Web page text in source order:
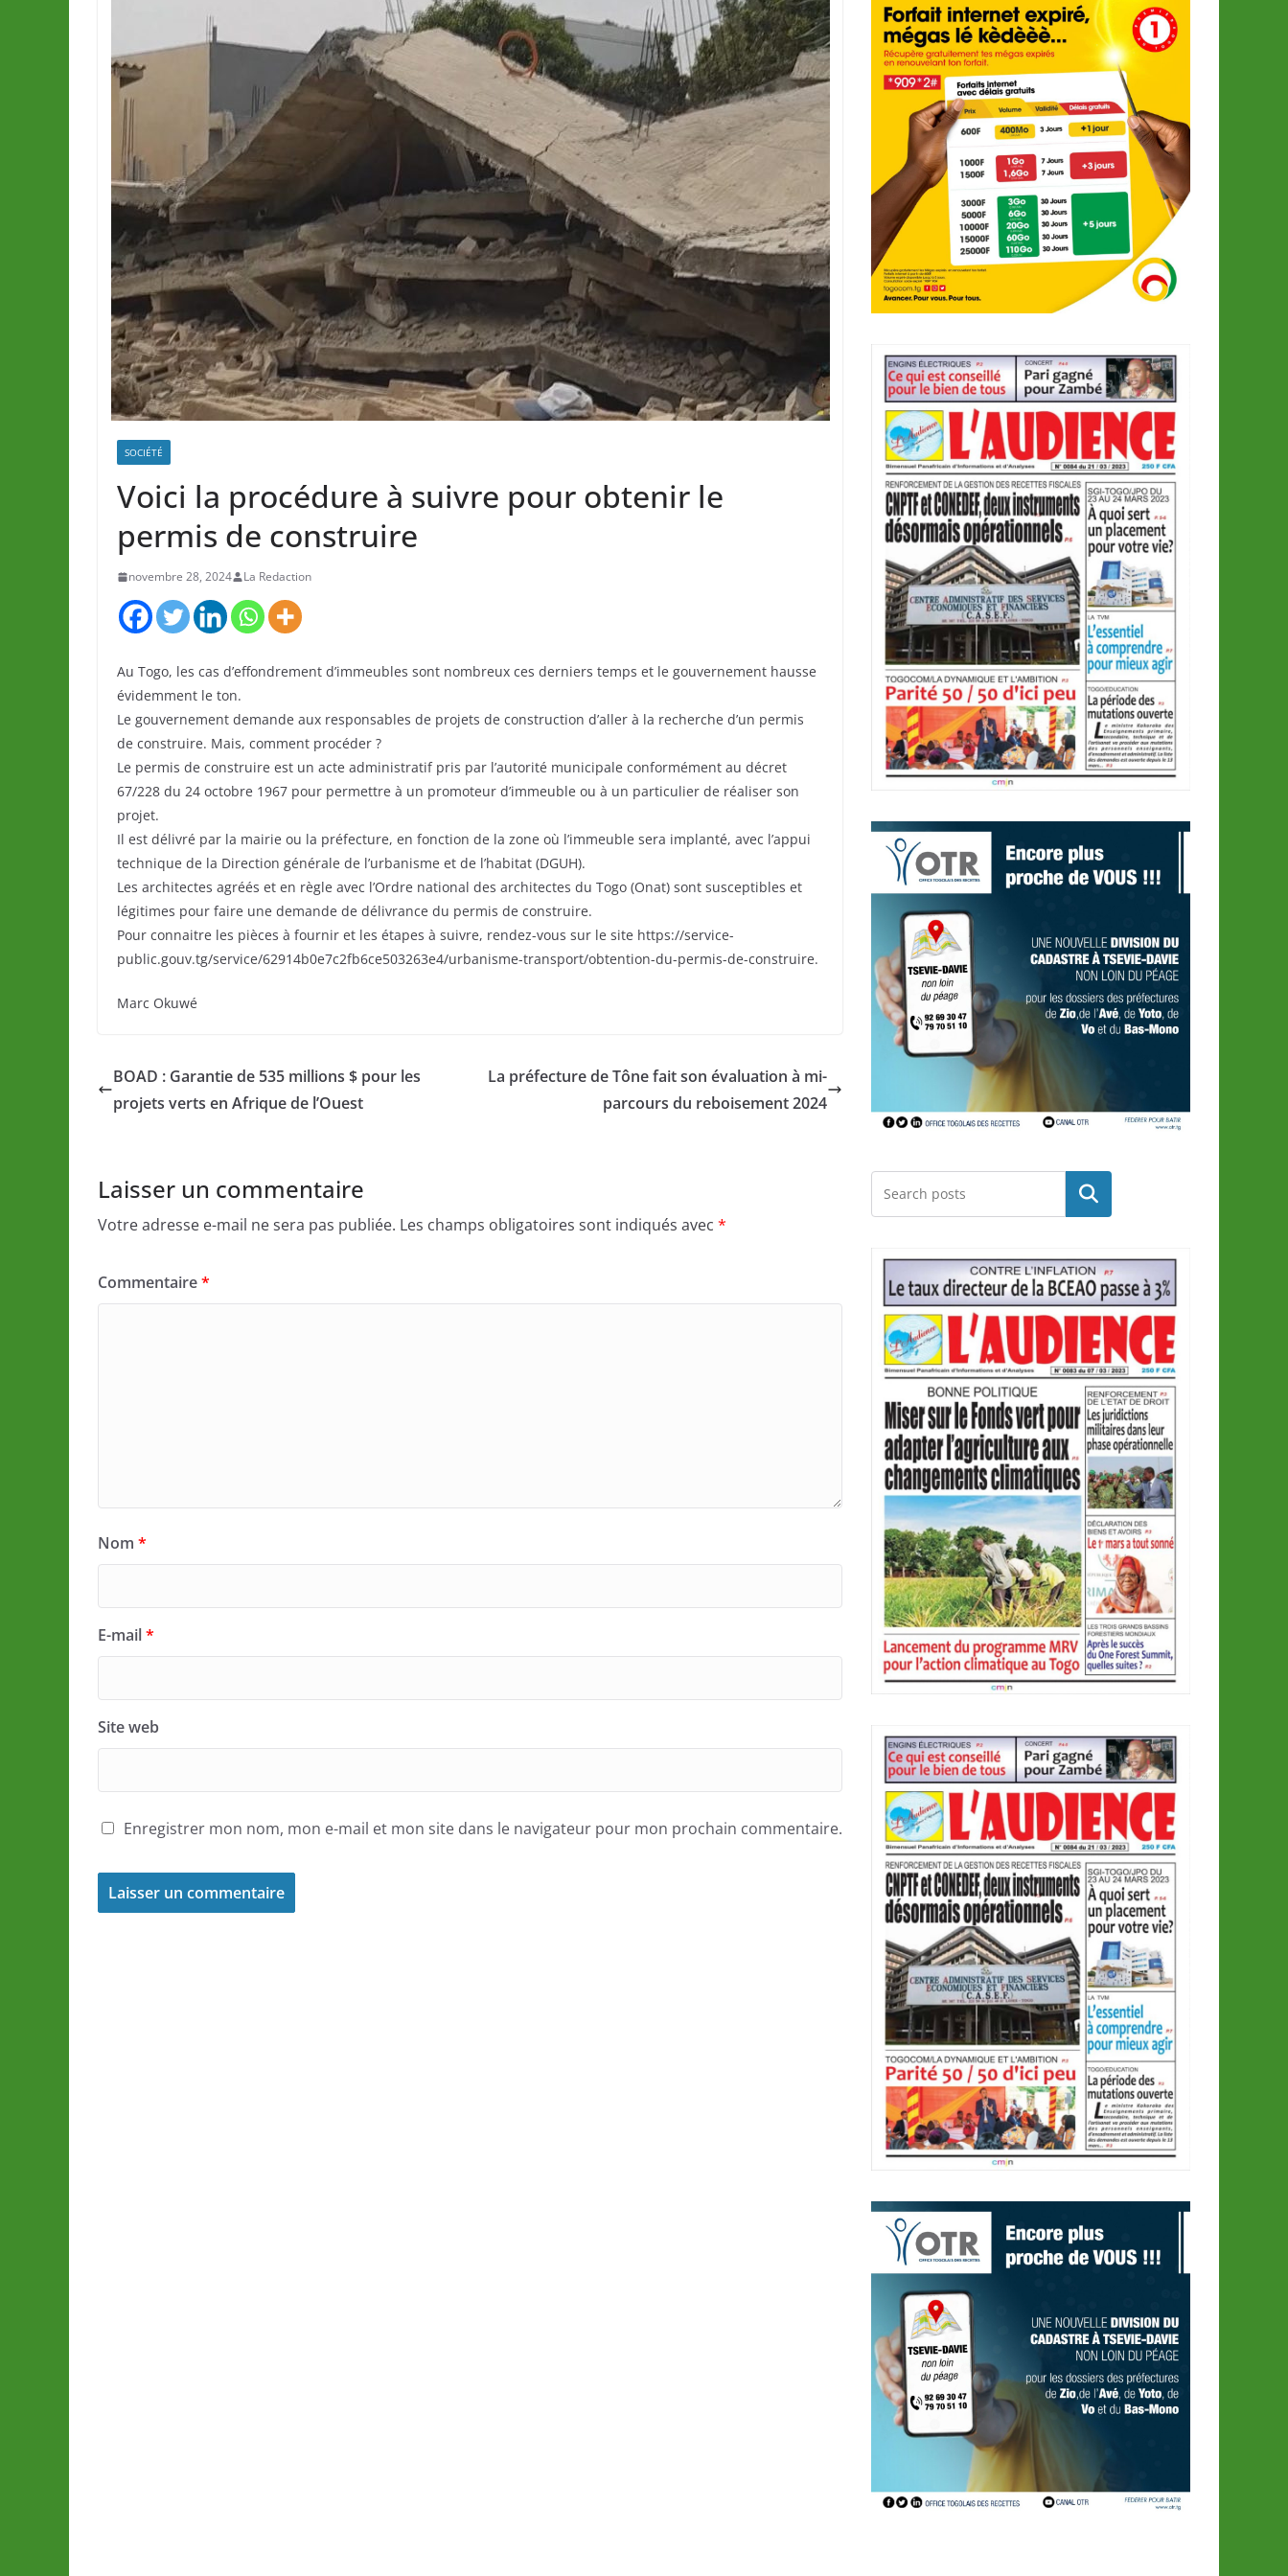
SOCIÉTÉ
Voici la procédure à suivre pour obtenir le
permis de construire
novembre 28, 2024 La Redaction
Au Togo, les cas d’effondrement d’immeubles sont nombreux ces derniers temps et le gouvernement hausse
évidemment le ton.
Le gouvernement demande aux responsables de projets de construction d’aller à la recherche d’un permis
de construire. Mais, comment procéder ?
Le permis de construire est un acte administratif pris par l’autorité municipale conformément au décret
67/228 du 24 octobre 1967 pour permettre à un promoteur d’immeuble ou à un particulier de réaliser son
projet.
Il est délivré par la mairie ou la préfecture, en fonction de la zone où l’immeuble sera implanté, avec l’appui
technique de la Direction générale de l’urbanisme et de l’habitat (DGUH).
Les architectes agréés et en règle avec l’Ordre national des architectes du Togo (Onat) sont susceptibles et
légitimes pour faire une demande de délivrance du permis de construire.
Pour connaitre les pièces à fournir et les étapes à suivre, rendez-vous sur le site https://service-
public.gouv.tg/service/62914b0e7c2fb6ce503263e4/urbanisme-transport/obtention-du-permis-de-construire.
Marc Okuwé
BOAD : Garantie de 535 millions $ pour les
projets verts en Afrique de l’Ouest
La préfecture de Tône fait son évaluation à mi-
parcours du reboisement 2024
Laisser un commentaire
Votre adresse e-mail ne sera pas publiée. Les champs obligatoires sont indiqués avec *
Commentaire*
Nom *
E-mail*
Site web
Enregistrer mon nom, mon e-mail et mon site dans le navigateur pour mon prochain commentaire.
Rechercher